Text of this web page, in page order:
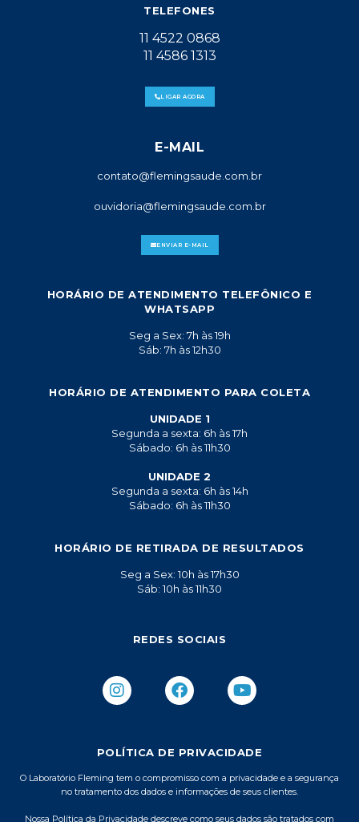
TELEFONES
11 4522 0868
11 4586 1313
LIGAR AGORA
E-MAIL
contato@flemingsaude.com.br
ouvidoria@flemingsaude.com.br
ENVIAR E-MAIL
HORÁRIO DE ATENDIMENTO TELEFÔNICO E
WHATSAPP
Seg a Sex: 7h às 19h
Sáb: 7h às 12h30
HORÁRIO DE ATENDIMENTO PARA COLETA
UNIDADE 1
Segunda a sexta: 6h às 17h
Sábado: 6h às 11h30
UNIDADE 2
Segunda a sexta: 6h às 14h
Sábado: 6h às 11h30
HORÁRIO DE RETIRADA DE RESULTADOS
Seg a Sex: 10h às 17h30
Sáb: 10h às 11h30
REDES SOCIAIS
I
n
a
r
a
m
F
a
b
o
k
Y
o
u
e
POLÍTICA DE PRIVACIDADE
O Laboratório Fleming tem o compromisso com a privacidade e a segurança
no tratamento dos dados e informações de seus clientes.
Nossa Política da Privacidade descreve como seus dados são tratados com